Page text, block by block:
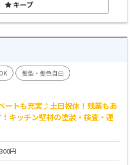
キープ
髪型・髪色自由
ートも充実♪土日祝休！残業もあ
キッチン壁材の塗装・検査・運
円